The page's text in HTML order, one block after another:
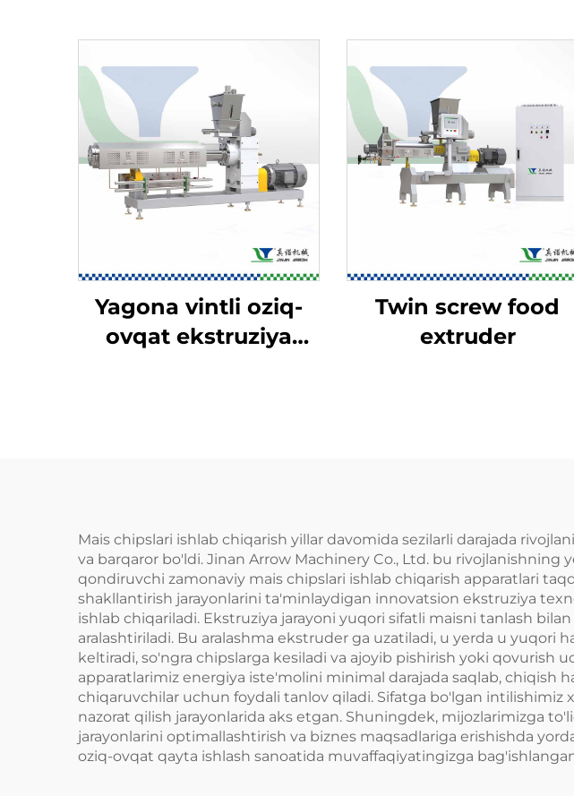
Yagona vintli oziq-
ovqat ekstruziya
Twin screw food
extruder
Mais chipslari ishlab chiqarish yillar davomida sezilarli darajada
va barqaror bo'ldi. Jinan Arrow Machinery Co., Ltd. bu
qondiruvchi zamonaviy mais chipslari ishlab chiqarish apparatlari
shakllantirish jarayonlarini ta'minlaydigan innovatsion ekstruziya
ishlab chiqariladi. Ekstruziya jarayoni yuqori sifatli maisni tanlash
aralashtiriladi. Bu aralashma ekstruder ga uzatiladi, u yerda u yuqori
keltiradi, so'ngra chipslarga kesiladi va ajoyib pishirish yoki qovurish
apparatlarimiz energiya iste'molini minimal darajada saqlab, chiqish
chiqaruvchilar uchun foydali tanlov qiladi. Sifatga bo'lgan
nazorat qilish jarayonlarida aks etgan. Shuningdek, mijozlarimizga
jarayonlarini optimallashtirish va biznes maqsadlariga erishishda
oziq-ovqat qayta ishlash sanoatida muvaffaqiyatingizga